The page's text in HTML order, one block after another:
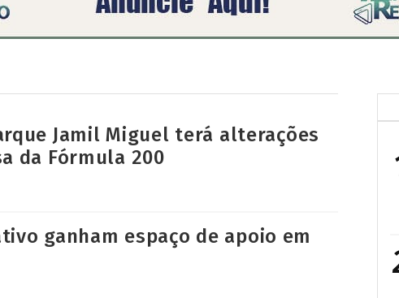
Jamil Miguel terá alterações
da Fórmula 200
ganham espaço de apoio em